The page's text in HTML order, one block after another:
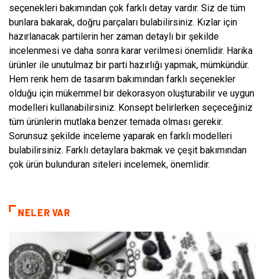
seçenekleri bakımından çok farklı detay vardır. Siz de tüm
bunlara bakarak, doğru parçaları bulabilirsiniz. Kızlar için
hazırlanacak partilerin her zaman detaylı bir şekilde
incelenmesi ve daha sonra karar verilmesi önemlidir. Harika
ürünler ile unutulmaz bir parti hazırlığı yapmak, mümkündür.
Hem renk hem de tasarım bakımından farklı seçenekler
olduğu için mükemmel bir dekorasyon oluşturabilir ve uygun
modelleri kullanabilirsiniz. Konsept belirlerken seçeceğiniz
tüm ürünlerin mutlaka benzer temada olması gerekir.
Sorunsuz şekilde inceleme yaparak en farklı modelleri
bulabilirsiniz. Farklı detaylara bakmak ve çeşit bakımından
çok ürün bulunduran siteleri incelemek, önemlidir.
NELER VAR